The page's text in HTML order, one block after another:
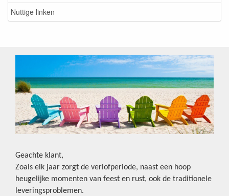
Nuttige linken
Geachte klant,
Zoals elk jaar zorgt de verlofperiode, naast een hoop
heugelijke momenten van feest en rust, ook de traditionele
leveringsproblemen.